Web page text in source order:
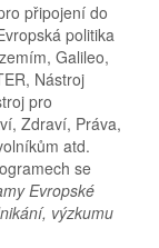
připojení do
politika
Galileo,
Nástroj
pro
Zdraví, Práva,
atd.
se
Evropské
výzkumu